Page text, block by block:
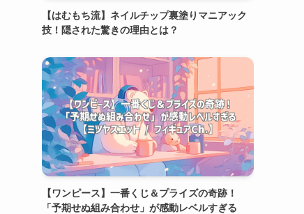
【はむもち流】ネイルチップ裏塗りマニアック
技！隠された驚きの理由とは？
【ワンピース】一番くじ＆プライズの奇跡！
「予期せぬ組み合わせ」が感動レベルすぎる